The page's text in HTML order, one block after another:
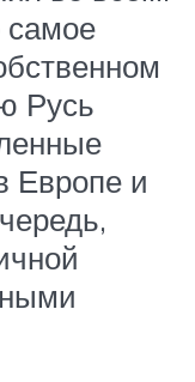
самое
Русь
Европе и